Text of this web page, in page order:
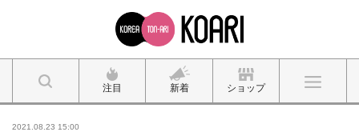
注目 新着 ショップ
2021.08.23 15:00